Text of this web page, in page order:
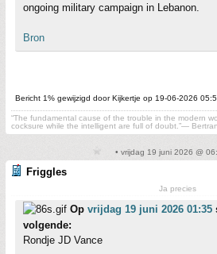
ongoing military campaign in Lebanon.
Bron
Bericht 1% gewijzigd door Kijkertje op 19-06-2026
“The fundamental cause of the trouble in the modern
cocksure while the intelligent are full of doubt.”—
• vrijdag 19 juni 2026 @
Friggles
Ja precies
Op vrijdag 19 juni 2026 01:35
volgende:
Rondje JD Vance